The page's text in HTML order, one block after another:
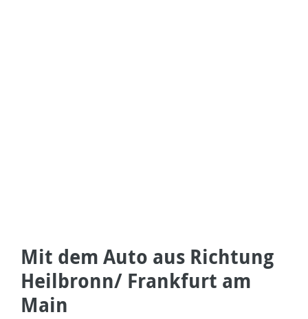
Mit dem Auto aus Richtung
Heilbronn/ Frankfurt am
Main